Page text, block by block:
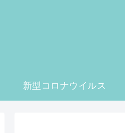
新型コロナウイルス